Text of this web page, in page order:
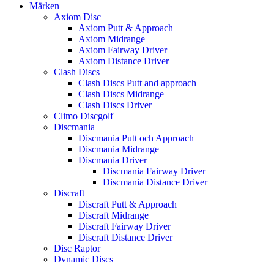
Märken
Axiom Disc
Axiom Putt & Approach
Axiom Midrange
Axiom Fairway Driver
Axiom Distance Driver
Clash Discs
Clash Discs Putt and approach
Clash Discs Midrange
Clash Discs Driver
Climo Discgolf
Discmania
Discmania Putt och Approach
Discmania Midrange
Discmania Driver
Discmania Fairway Driver
Discmania Distance Driver
Discraft
Discraft Putt & Approach
Discraft Midrange
Discraft Fairway Driver
Discraft Distance Driver
Disc Raptor
Dynamic Discs